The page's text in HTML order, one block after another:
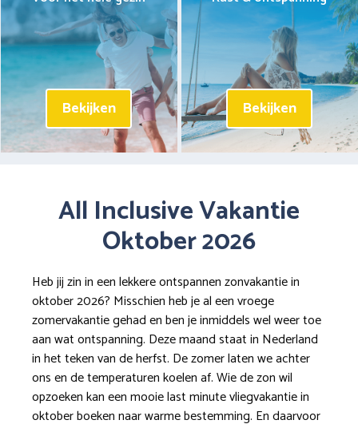
Bekijken Bekijken
All Inclusive Vakantie
Oktober 2026
Heb jij zin in een lekkere ontspannen zonvakantie in
oktober 2026? Misschien heb je al een vroege
zomervakantie gehad en ben je inmiddels wel weer toe
aan wat ontspanning. Deze maand staat in Nederland
in het teken van de herfst. De zomer laten we achter
ons en de temperaturen koelen af. Wie de zon wil
opzoeken kan een mooie last minute vliegvakantie in
oktober boeken naar warme bestemming. En daarvoor